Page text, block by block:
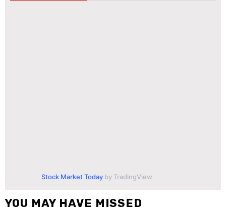
Stock Market Today by TradingView
YOU MAY HAVE MISSED